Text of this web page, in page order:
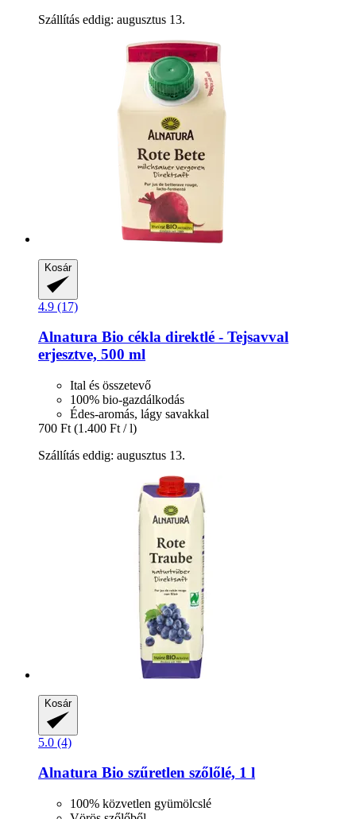
Szállítás eddig: augusztus 13.
Kosár
4.9 (17)
Alnatura Bio cékla direktlé -​ Tejsavval
erjesztve, 500 ml
Ital és összetevő
100% bio-gazdálkodás
Édes-aromás, lágy savakkal
700 Ft (1.400 Ft / l)
Szállítás eddig: augusztus 13.
Kosár
5.0 (4)
Alnatura Bio szűretlen szőlőlé, 1 l
100% közvetlen gyümölcslé